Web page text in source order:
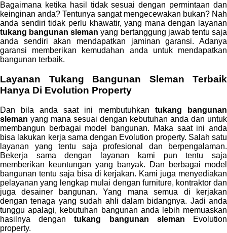
Bagaimana ketika hasil tidak sesuai dengan permintaan dan
keinginan anda? Tentunya sangat mengecewakan bukan? Nah
anda sendiri tidak perlu khawatir, yang mana dengan layanan
tukang bangunan sleman yang bertanggung jawab tentu saja
anda sendiri akan mendapatkan jaminan garansi. Adanya
garansi memberikan kemudahan anda untuk mendapatkan
bangunan terbaik.
Layanan Tukang Bangunan Sleman Terbaik
Hanya Di Evolution Property
Dan bila anda saat ini membutuhkan tukang bangunan
sleman yang mana sesuai dengan kebutuhan anda dan untuk
membangun berbagai model bangunan. Maka saat ini anda
bisa lakukan kerja sama dengan Evolution property. Salah satu
layanan yang tentu saja profesional dan berpengalaman.
Bekerja sama dengan layanan kami pun tentu saja
memberikan keuntungan yang banyak. Dan berbagai model
bangunan tentu saja bisa di kerjakan. Kami juga menyediakan
pelayanan yang lengkap mulai dengan furniture, kontraktor dan
juga desainer bangunan. Yang mana semua di kerjakan
dengan tenaga yang sudah ahli dalam bidangnya. Jadi anda
tunggu apalagi, kebutuhan bangunan anda lebih memuaskan
hasilnya dengantukang bangunan sleman Evolution
property.